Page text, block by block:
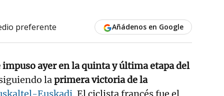
preferente Añádenos en Google
ayer en la quinta y última etapa del
laprimera victoria de la
Euskadi. El ciclista francés fue el